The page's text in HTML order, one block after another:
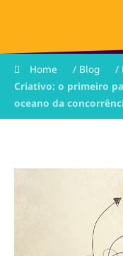
Home / Blog /
Criativo: o primeiro
oceano da